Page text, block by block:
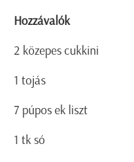
Hozzávalók
2 közepes cukkini
1 tojás
7 púpos ek liszt
1 tk só